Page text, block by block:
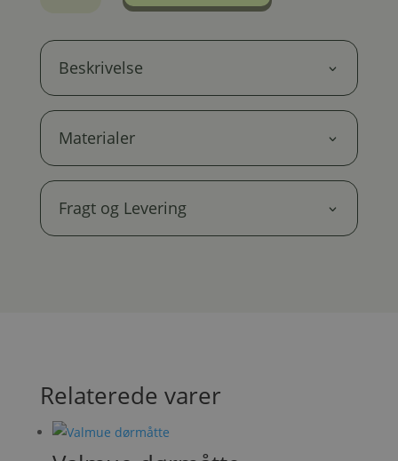
plantekasser
Beskrivelse
Materialer
Fragt og Levering
Relaterede varer